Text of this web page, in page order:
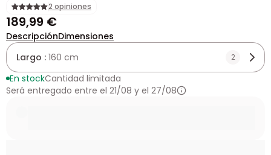
2 opiniones
189,99 €
DescripciónDimensiones
Largo : 160 cm 2
En stockCantidad limitada
Será entregado entre el 21/08 y el 27/08